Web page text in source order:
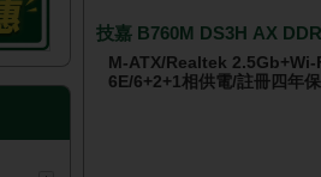
技嘉 B760M DS3H AX
M-ATX/Realtek 2.5Gb+Wi-
6E/6+2+1相供電/註冊四年保